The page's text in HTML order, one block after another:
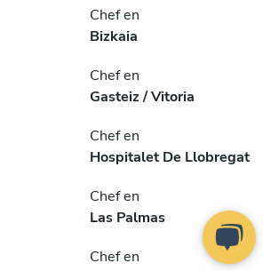
Chef en
Bizkaia
Chef en
Gasteiz / Vitoria
Chef en
Hospitalet De Llobregat
Chef en
Las Palmas
Chef en